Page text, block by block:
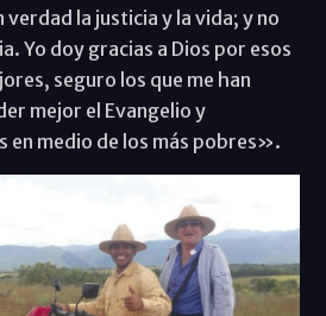
la justicia y la vida; y no
Yo doy gracias a Dios por esos
seguro los que me han
mejor el Evangelio y
en medio de los más pobres».